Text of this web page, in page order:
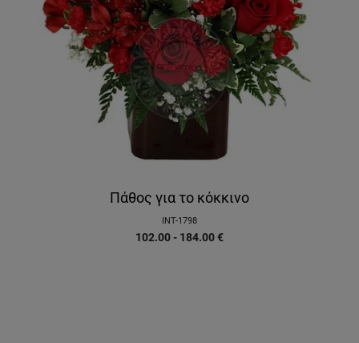
Πάθος για το κόκκινο
INT-1798
102.00 - 184.00€